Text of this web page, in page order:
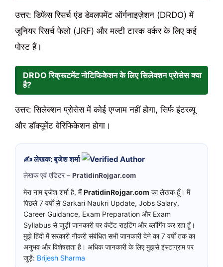
उत्तर: डिफेंस रिसर्च एंड डेवलपमेंट ऑर्गनाइज़ेशन (DRDO) में
जूनियर रिसर्च फेलो (JRF) और मल्टी टास्क वर्कर के लिए कई
पोस्ट हैं।
DRDO रिक्रूटमेंट नोटिफिकेशन के लिए सिलेक्शन प्रोसेस क्या
है?
उत्तर: सिलेक्शन प्रोसेस में कोई एग्जाम नहीं होगा, सिर्फ इंटरव्यू
और डॉक्यूमेंट वेरिफिकेशन होगा।
✍️ लेखक: बृजेश शर्मा
लेखक एवं एडिटर – PratidinRojgar.com
मेरा नाम बृजेश शर्मा है, मैंPratidinRojgar.com का लेखक हूँ। मैं
पिछले 7 वर्षों से Sarkari Naukri Update, Jobs Salary,
Career Guidance, Exam Preparation और Exam
Syllabus से जुड़ी जानकारी पर कंटेंट राइटिंग और ब्लॉगिंग कर रहा हूँ।
मुझे हिंदी में सरकारी नौकरी संबंधित सभी जानकारी देने का 7 वर्षों तक का
अनुभव और विशेषज्ञता है। अधिक जानकारी के लिए मुझसे इंस्टाग्राम पर
जुड़ें: Brijesh Sharma